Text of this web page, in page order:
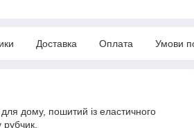
Доставка Оплата Умови
дому, пошитий із еластичного